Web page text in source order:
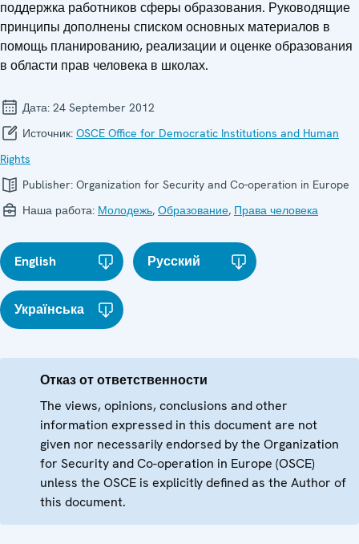
поддержка работников сферы образования. Руководящие
принципы дополнены списком основных материалов в
помощь планированию, реализации и оценке образования
в области прав человека в школах.
Дата: 24 September 2012
Источник: OSCE Office for Democratic Institutions and Human
Rights
Publisher: Organization for Security and Co-operation in Europe
Наша работа: Молодежь, Образование, Права человека
English Русский
Українська
Отказ от ответственности
The views, opinions, conclusions and other
information expressed in this document are not
given nor necessarily endorsed by the Organization
for Security and Co-operation in Europe (OSCE)
unless the OSCE is explicitly defined as the Author of
this document.